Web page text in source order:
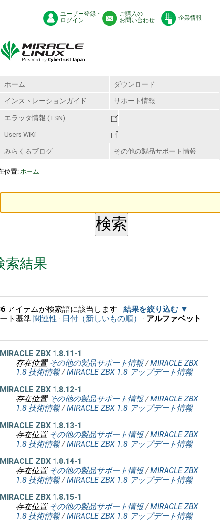
ユーザー登録・
ログイン
ご購入の
お問い合わせ
企業情報
ホーム ダウンロード
インストレーションガイド サポート情報
エラッタ情報 (TSN)
Users WiKi
みらくるブログ その他の製品サポート情報
位置: ホーム
索結果
アイテムが検索語に該当します
結果を絞り込む
ト基準 関連性 · 日付（新しいもの順） · アルファベット
MIRACLE ZBX 1.8.11-1
存在位置 その他の製品サポート情報 /MIRACLE ZBX
1.8 技術情報 /MIRACLE ZBX 1.8 アップデート情報
MIRACLE ZBX 1.8.12-1
存在位置 その他の製品サポート情報 /MIRACLE ZBX
1.8 技術情報 /MIRACLE ZBX 1.8 アップデート情報
MIRACLE ZBX 1.8.13-1
存在位置 その他の製品サポート情報 /MIRACLE ZBX
1.8 技術情報 /MIRACLE ZBX 1.8 アップデート情報
MIRACLE ZBX 1.8.14-1
存在位置 その他の製品サポート情報 /MIRACLE ZBX
1.8 技術情報 /MIRACLE ZBX 1.8 アップデート情報
MIRACLE ZBX 1.8.15-1
存在位置 その他の製品サポート情報 /MIRACLE ZBX
1.8 技術情報 /MIRACLE ZBX 1.8 アップデート情報